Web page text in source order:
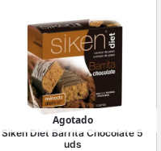
Agotado
Siken Diet Barrita Chocolate 5
uds